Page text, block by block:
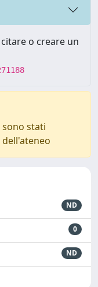
o creare un
stati
ND
0
ND